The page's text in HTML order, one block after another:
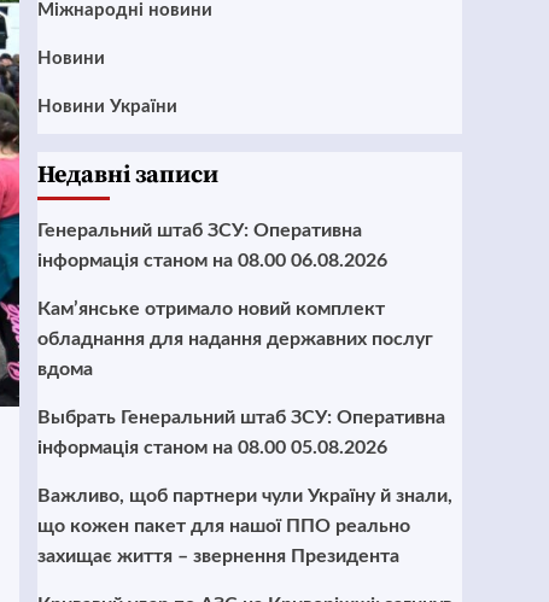
Міжнародні новини
Новини
Новини України
Недавні записи
Генеральний штаб ЗСУ: Оперативна
інформація станом на 08.00 06.08.2026
Кам’янське отримало новий комплект
обладнання для надання державних послуг
вдома
Выбрать Генеральний штаб ЗСУ: Оперативна
інформація станом на 08.00 05.08.2026
Важливо, щоб партнери чули Україну й знали,
що кожен пакет для нашої ППО реально
захищає життя – звернення Президента